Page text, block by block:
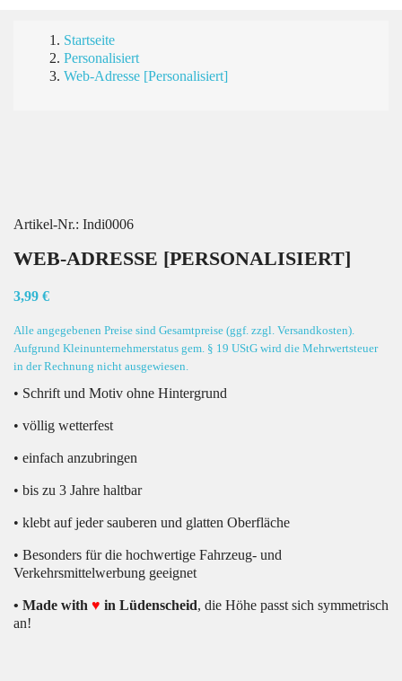
Startseite
Personalisiert
Web-Adresse [Personalisiert]
Artikel-Nr.: Indi0006
WEB-ADRESSE [PERSONALISIERT]
3,99 €
Alle angegebenen Preise sind Gesamtpreise (ggf. zzgl. Versandkosten).
Aufgrund Kleinunternehmerstatus gem. § 19 UStG wird die Mehrwertsteuer
in der Rechnung nicht ausgewiesen.
• Schrift und Motiv ohne Hintergrund
• völlig wetterfest
• einfach anzubringen
• bis zu 3 Jahre haltbar
• klebt auf jeder sauberen und glatten Oberfläche
• Besonders für die hochwertige Fahrzeug- und
Verkehrsmittelwerbung geeignet
• Made with ♥ in Lüdenscheid, die Höhe passt sich symmetrisch
an!